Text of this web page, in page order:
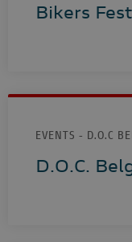
Bikers
EVENTS - D.O.C
D.O.C.